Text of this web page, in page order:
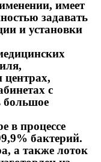
имеет
задавать
и установки
центрах,
с
большое
в процессе
бактерий.
а также лоток